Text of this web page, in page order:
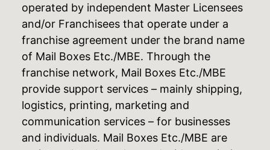
operated by independent Master Licensees
and/or Franchisees that operate under a
franchise agreement under the brand name
of Mail Boxes Etc./MBE. Through the
franchise network, Mail Boxes Etc./MBE
provide support services – mainly shipping,
logistics, printing, marketing and
communication services – for businesses
and individuals. Mail Boxes Etc./MBE are